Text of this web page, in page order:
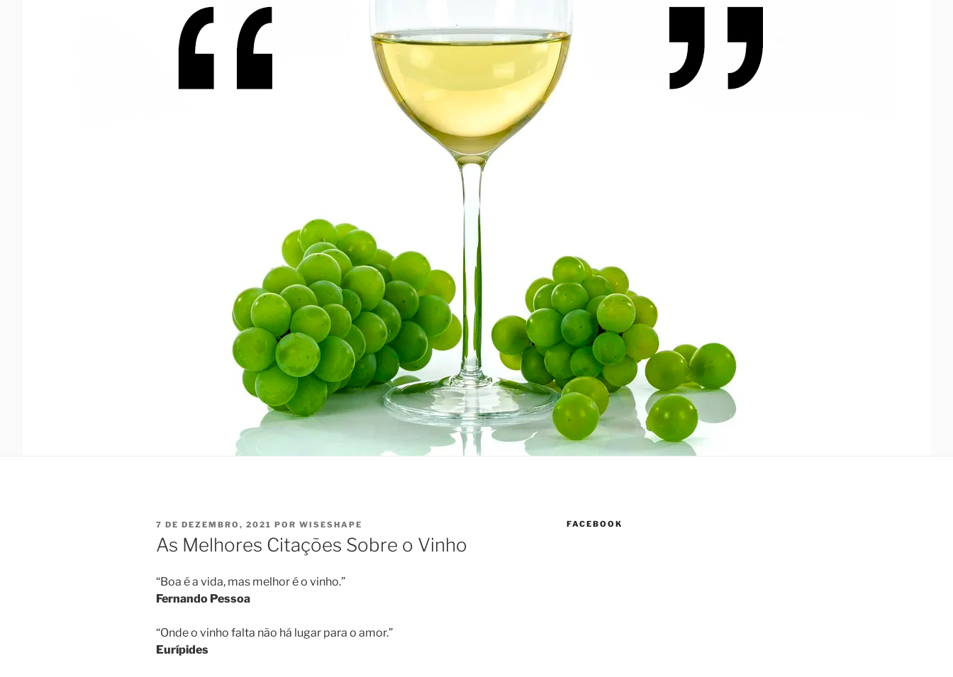
PUBLICADO
EM
7 DE DEZEMBRO, 2021 POR WISESHAPE
As Melhores Citações Sobre o Vinho
“Boa é a vida, mas melhor é o vinho.”
Fernando Pessoa
“Onde o vinho falta não há lugar para o amor.”
Eurípides
FACEBOOK